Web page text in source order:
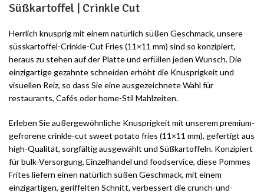
Süßkartoffel | Crinkle Cut
Herrlich knusprig mit einem natürlich süßen Geschmack, unsere
süsskartoffel-Crinkle-Cut Fries (11×11 mm) sind so konzipiert,
heraus zu stehen auf der Platte und erfüllen jeden Wunsch. Die
einzigartige gezahnte schneiden erhöht die Knusprigkeit und
visuellen Reiz, so dass Sie eine ausgezeichnete Wahl für
restaurants, Cafés oder home-Stil Mahlzeiten.
Erleben Sie außergewöhnliche Knusprigkeit mit unserem premium-
gefrorene crinkle-cut sweet potato fries (11×11 mm), gefertigt aus
high-Qualität, sorgfältig ausgewählt und Süßkartoffeln. Konzipiert
für bulk-Versorgung, Einzelhandel und foodservice, diese Pommes
Frites liefern einen natürlich süßen Geschmack, mit einem
einzigartigen, geriffelten Schnitt, verbessert die crunch-und-